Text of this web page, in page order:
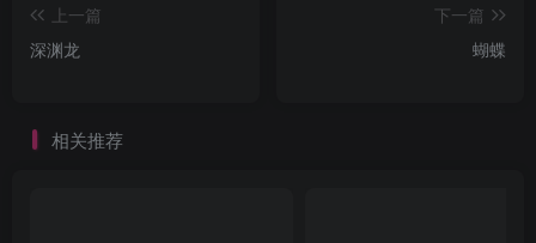
上一篇
深渊龙
下一篇
蝴蝶
相关推荐